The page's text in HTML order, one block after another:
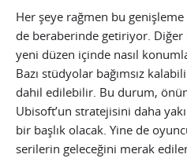
Her şeye rağmen bu
de beraberinde getiriyor. Diğer
yeni düzen içinde nasıl
Bazı stüdyolar bağımsız
dahil edilebilir. Bu durum,
Ubisoft’un stratejisini daha
bir başlık olacak. Yine de
serilerin geleceğini merak